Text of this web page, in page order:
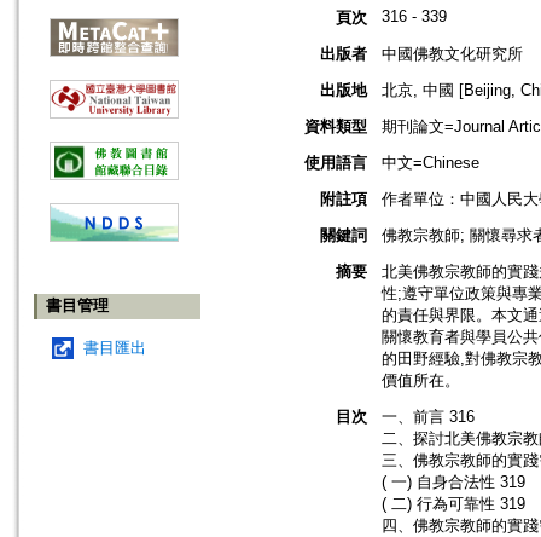
書目管理
書目匯出
頁次 316 - 339
出版者
中國佛教文化研究所
出版地
北京, 中國 [Beijing,
資料類型
期刊論文=Journal
使用語言
中文=Chinese
附註項
作者單位：中國人民
關鍵詞
佛教宗教師; 關懷尋求
摘要
北美佛教宗教師的實
性;遵守單位政策與專
的責任與界限。本文
關懷教育者與學員公
的田野經驗,對佛教宗
價值所在。
目次
一、前言 316
二、探討北美佛教宗
三、佛教宗教師的實
( 一) 自身合法性 319
( 二) 行為可靠性 319
四、佛教宗教師的實